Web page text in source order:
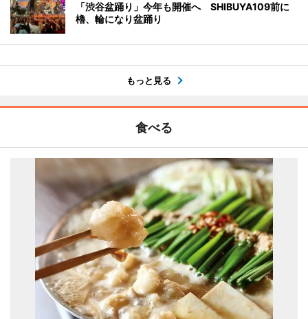
「渋谷盆踊り」今年も開催へ SHIBUYA109前に
櫓、輪になり盆踊り
もっと見る
食べる